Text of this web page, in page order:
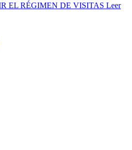
EL RÉGIMEN DE VISITAS Leer